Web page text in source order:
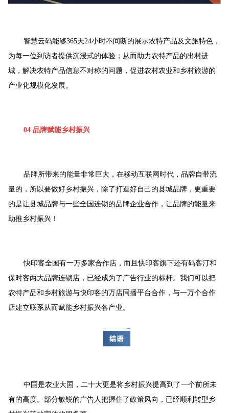
智慧云码能够365天24小时不间断的展示农特产品及文旅特色，
为每一位到访者提供沉浸式的体验；从而助力农特产品的出村进
城，解决农特产品信息不对称的问题，促进农村农业和乡村旅游的
产业化规模化发展。
04 品牌赋能乡村振兴
品牌所带来的能量非常巨大，在移动互联网时代，品牌自带流
量的，所以要做好乡村振兴，除了打造好自己的县城品牌，更重要
的是让县城品牌与一些全国连锁的品牌企业合作，让品牌的能量来
助推乡村振兴！
快印客全国有一万多家合作店，而且快印客旗下还有码客汀和
保时客两大品牌连锁店，已经成为了广告行业的标杆。我们可以把
农特产品和乡村旅游与快印客的万店同播平台合作，与一万个合作
店建立联系从而赋能乡村振兴各产业。
中国是农业大国，二十大更是将乡村振兴提高到了一个前所未
有的高度。部分敏锐的广告人把握住了政策风向，已经顺利转型乡